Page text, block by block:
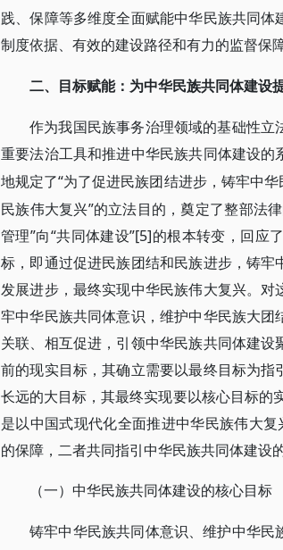
践、保障等多维度全面赋能中华民族共同
制度依据、有效的建设路径和有力的监督保
二、目标赋能：为中华民族共同体建设
作为我国民族事务治理领域的基础性
重要法治工具和推进中华民族共同体建设
地规定了“为了促进民族团结进步，铸牢中
民族伟大复兴”的立法目的，奠定了整部法
管理”向“共同体建设”[5]的根本转变，回应
标，即通过促进民族团结和民族进步，铸
发展进步，最终实现中华民族伟大复兴。
牢中华民族共同体意识，维护中华民族大
关联、相互促进，引领中华民族共同体建
前的现实目标，其确立需要以最终目标为
长远的大目标，其最终实现要以核心目标的
是以中国式现代化全面推进中华民族伟大
的保障，二者共同指引中华民族共同体建设
（一）中华民族共同体建设的核心目标
铸牢中华民族共同体意识、维护中华民